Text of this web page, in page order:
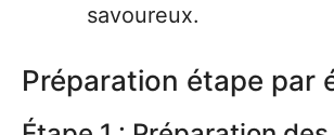
savoureux.
Préparation étape par